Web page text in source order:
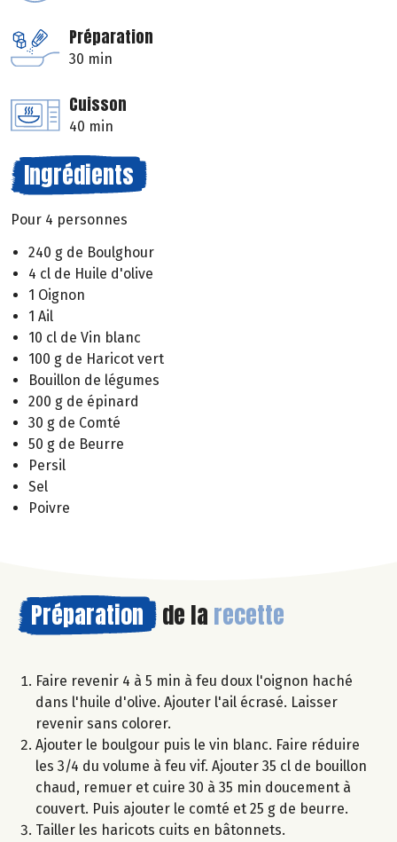
Préparation
30 min
Cuisson
40 min
Ingrédients
Pour 4 personnes
240 g de Boulghour
4 cl de Huile d'olive
1 Oignon
1 Ail
10 cl de Vin blanc
100 g de Haricot vert
Bouillon de légumes
200 g de épinard
30 g de Comté
50 g de Beurre
Persil
Sel
Poivre
Préparation de la recette
Faire revenir 4 à 5 min à feu doux l'oignon haché
dans l'huile d'olive. Ajouter l'ail écrasé. Laisser
revenir sans colorer.
Ajouter le boulgour puis le vin blanc. Faire réduire
les 3/4 du volume à feu vif. Ajouter 35 cl de bouillon
chaud, remuer et cuire 30 à 35 min doucement à
couvert. Puis ajouter le comté et 25 g de beurre.
Tailler les haricots cuits en bâtonnets.